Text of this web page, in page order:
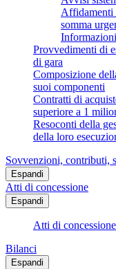
Affidamenti
somma
Provvedimenti di
di gara
Composizione
suoi componenti
Contratti di
superiore a 1
Resoconti della
della loro
Sovvenzioni, contributi,
Espandi
Atti di concessione
Espandi
Atti di
Bilanci
Espandi